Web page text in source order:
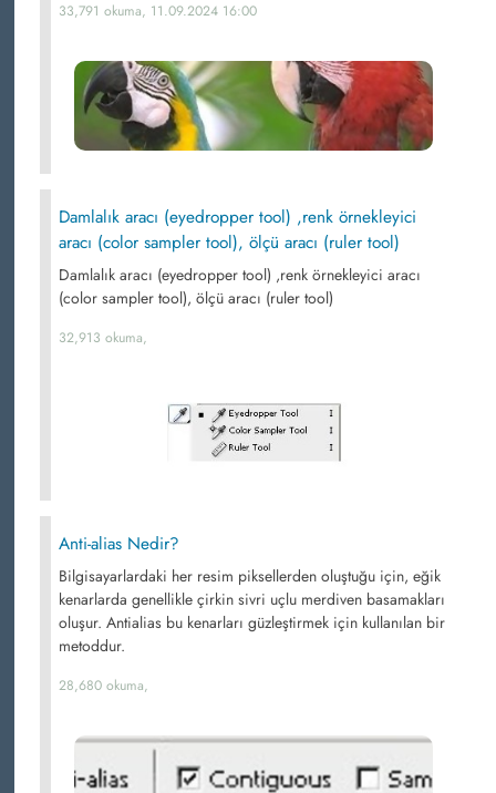
33,791 okuma, 11.09.2024 16:00
Damlalık aracı (eyedropper tool) ,renk örnekleyici
aracı (color sampler tool), ölçü aracı (ruler tool)
Damlalık aracı (eyedropper tool) ,renk örnekleyici aracı
(color sampler tool), ölçü aracı (ruler tool)
32,913 okuma,
Anti-alias Nedir?
Bilgisayarlardaki her resim piksellerden oluştuğu için, eğik
kenarlarda genellikle çirkin sivri uçlu merdiven basamakları
oluşur. Antialias bu kenarları güzleştirmek için kullanılan bir
metoddur.
28,680 okuma,